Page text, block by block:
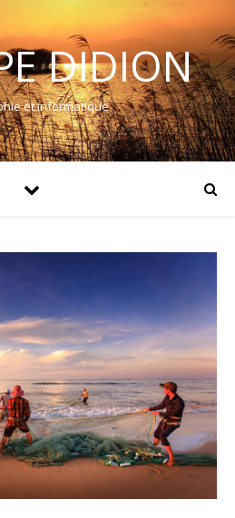
DIDION
et informatique